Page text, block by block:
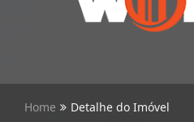
Home Detalhe do Imóvel